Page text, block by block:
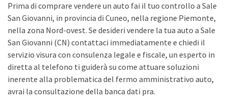
Prima di comprare vendere un auto fai il tuo controllo a Sale
San Giovanni, in provincia di Cuneo, nella regione Piemonte,
nella zona Nord-ovest. Se desideri vendere la tua auto a Sale
San Giovanni (CN) contattaci immediatamente e chiedi il
servizio visura con consulenza legale e fiscale, un esperto in
diretta al telefono ti guiderà su come attuare soluzioni
inerente alla problematica del fermo amministrativo auto,
avrai la consultazione della banca dati pra.